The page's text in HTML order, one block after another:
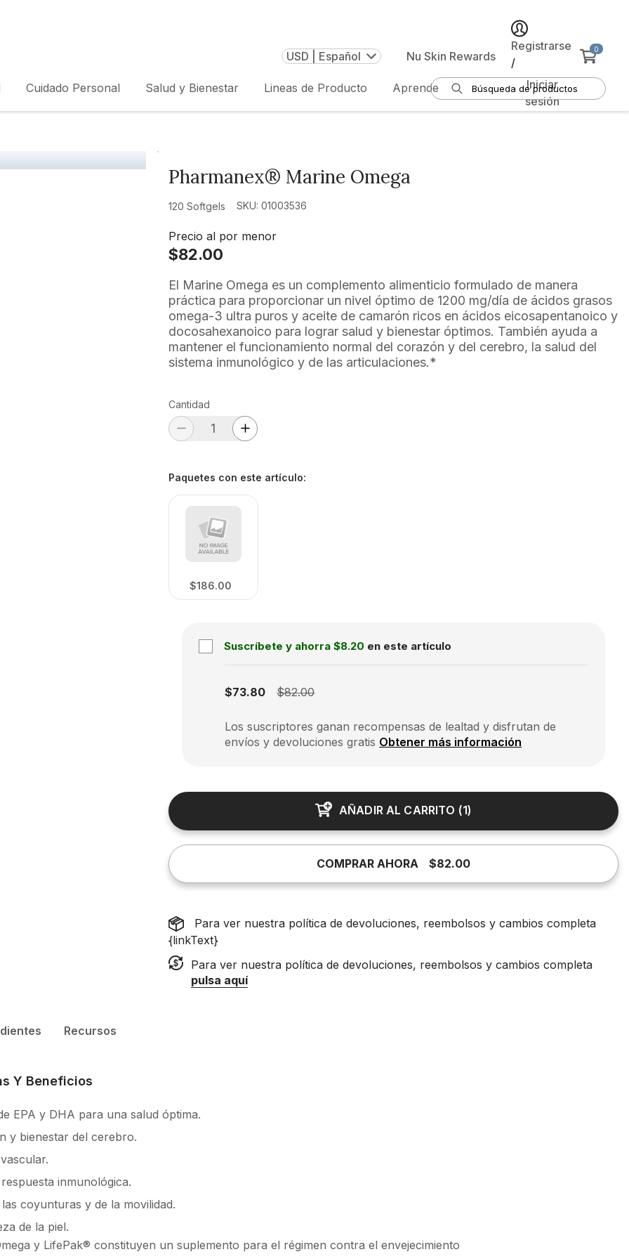
USD | Español Nu Skin Rewards
Registrarse
/
Iniciar
sesión
0
Cuidado Personal Salud y Bienestar Lineas de Producto Aprende
Pharmanex® Marine Omega
120 Softgels SKU: 01003536
Precio al por menor
$82.00
El Marine Omega es un complemento alimenticio formulado de manera
práctica para proporcionar un nivel óptimo de 1200 mg/día de ácidos grasos
omega-3 ultra puros y aceite de camarón ricos en ácidos eicosapentanoico y
docosahexanoico para lograr salud y bienestar óptimos. También ayuda a
mantener el funcionamiento normal del corazón y del cerebro, la salud del
sistema inmunológico y de las articulaciones.*
Cantidad
Paquetes con este artículo:
$186.00
Suscríbete y ahorra $8.20 en este artículo
$73.80
$82.00
Los suscriptores ganan recompensas de lealtad y disfrutan de
envíos y devoluciones gratis Obtener más información
AÑADIR AL CARRITO (1)
COMPRAR AHORA $82.00
Para ver nuestra política de devoluciones, reembolsos y cambios completa
{linkText}
Para ver nuestra política de devoluciones, reembolsos y cambios completa
pulsa aquí
Recursos
Y Beneficios
EPA y DHA para una salud óptima.
y bienestar del cerebro.
inmunológica.
coyunturas y de la movilidad.
de la piel.
y LifePak® constituyen un suplemento para el régimen contra el envejecimiento